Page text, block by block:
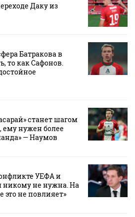
Даку из
Батракова в
то как Сафонов.
станет шагом
ему нужен более
— Наумов
УЕФА и
никому не нужна. На
не повлияет»